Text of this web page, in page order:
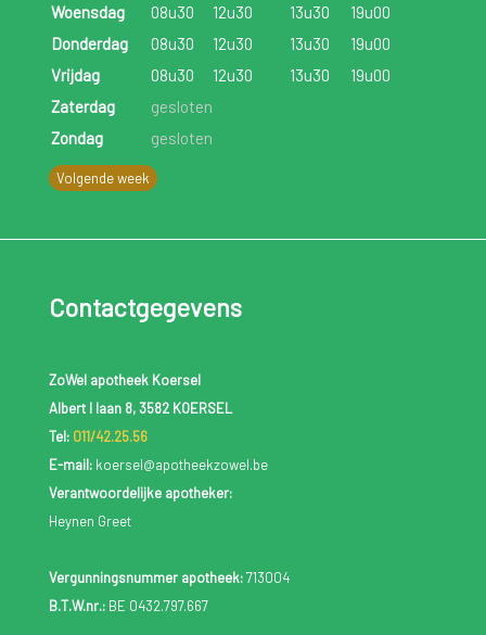
Woensdag
08u30 12u30 13u30
19u00
Donderdag
08u30 12u30 13u30
19u00
Vrijdag
08u30 12u30 13u30
19u00
Zaterdag
gesloten
Zondag
gesloten
Volgende week
Contactgegevens
ZoWel apotheek Koersel
Albert I laan 8, 3582 KOERSEL
Tel: 011/42.25.56
E-mail: koersel@apotheekzowel.be
Verantwoordelijke apotheker:
Heynen Greet
Vergunningsnummer apotheek:713004
B.T.W.nr.:BE 0432.797.667